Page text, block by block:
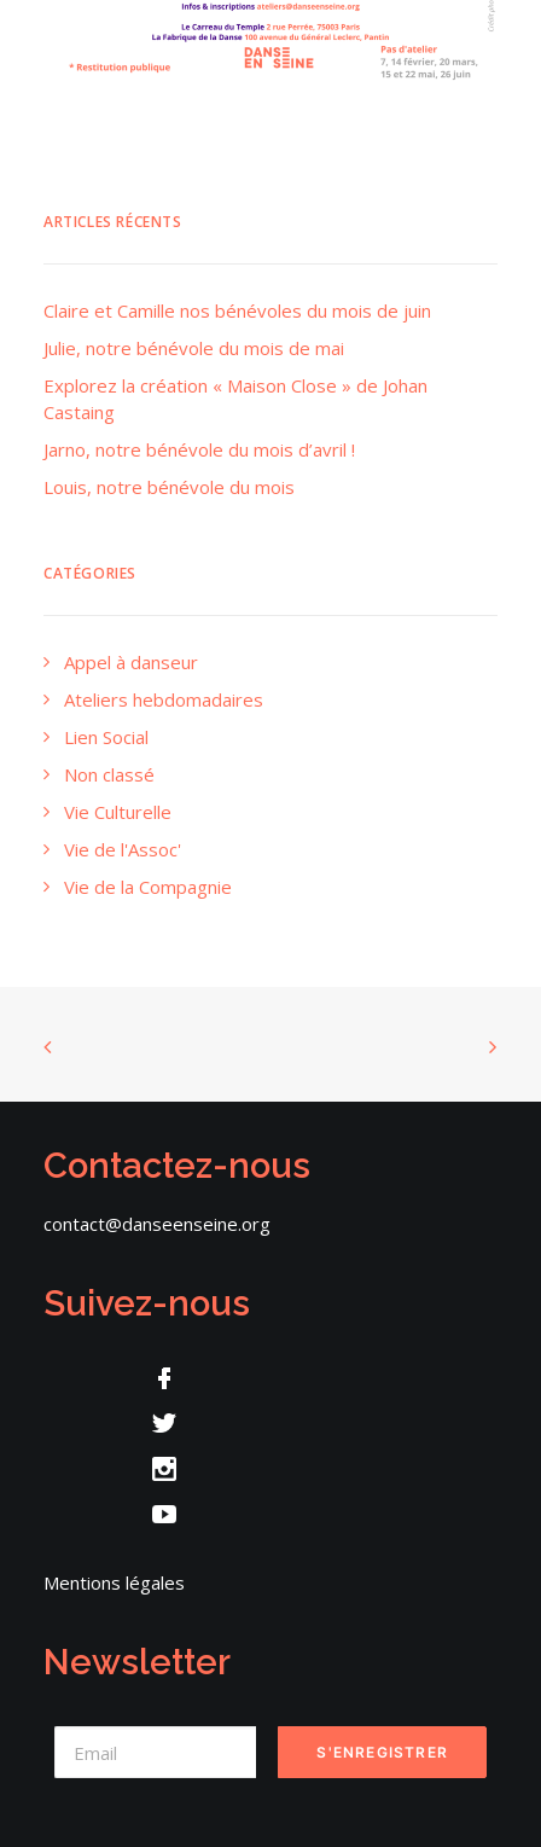
ARTICLES RÉCENTS
Claire et Camille nos bénévoles du mois de juin
Julie, notre bénévole du mois de mai
Explorez la création « Maison Close » de Johan
Castaing
Jarno, notre bénévole du mois d’avril !
Louis, notre bénévole du mois
CATÉGORIES
Appel à danseur
Ateliers hebdomadaires
Lien Social
Non classé
Vie Culturelle
Vie de l'Assoc'
Vie de la Compagnie
Contactez-nous
contact@danseenseine.org
Suivez-nous
Mentions légales
Newsletter